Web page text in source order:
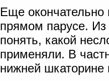
Еще
прямом парусе. Из
понять, какой
применяли. В
нижней